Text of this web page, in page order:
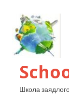
Школа